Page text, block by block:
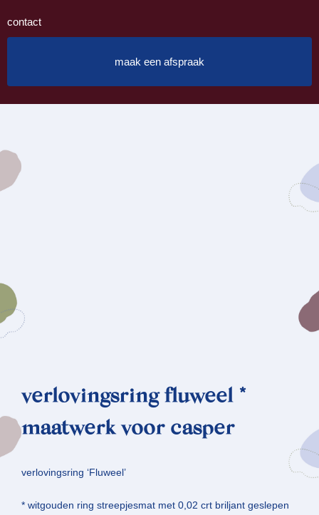
contact
maak een afspraak
verlovingsring fluweel *
maatwerk voor casper
verlovingsring ‘Fluweel’
* witgouden ring streepjesmat met 0,02 crt briljant geslepen